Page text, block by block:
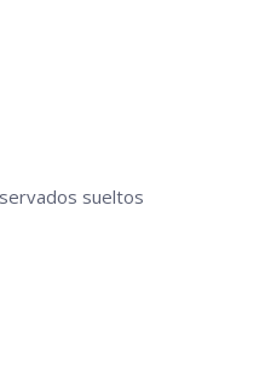
sueltos